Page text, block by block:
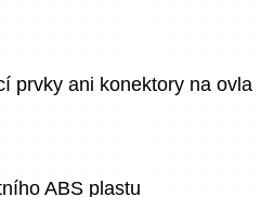
prvky ani konektory na ovla
ABS plastu